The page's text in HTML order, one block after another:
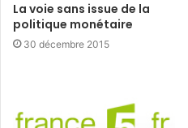
La voie sans issue de la
politique monétaire
30 décembre 2015